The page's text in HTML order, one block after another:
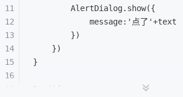
		AlertDialog.show({
			message:'点了'+text
		})
	})
}
Row(){